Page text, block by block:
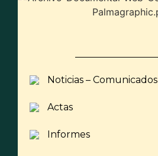
Noticias – Comunicados
Actas
Informes